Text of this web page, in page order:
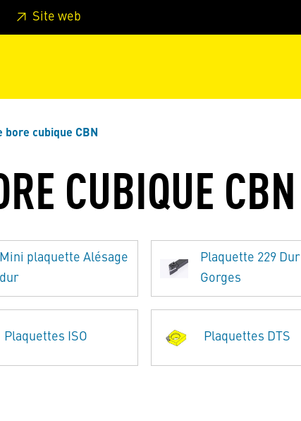
au pied de page
Site web
bore cubique CBN
CUBIQUE CBN
Mini plaquette Alésage
dur
Plaquette 229 Dur
Gorges
Plaquettes ISO Plaquettes DTS